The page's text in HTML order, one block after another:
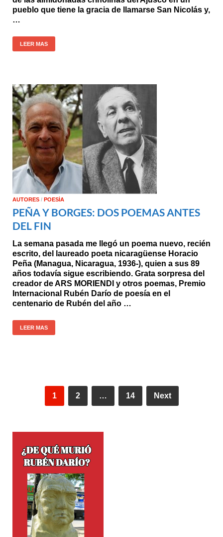
pueblo que tiene la gracia de llamarse San Nicolás y,
…
LEER MAS
AUTORES / POESÍA
PEÑA Y BORGES: DOS POEMAS ANTES
DEL FIN
La semana pasada me llegó un poema nuevo, recién
escrito, del laureado poeta nicaragüense Horacio
Peña (Managua, Nicaragua, 1936-), quien a sus 89
años todavía sigue escribiendo. Grata sorpresa del
creador de ARS MORIENDI y otros poemas, Premio
Internacional Rubén Darío de poesía en el
centenario de Rubén del año …
LEER MAS
1 2 … 14 Next